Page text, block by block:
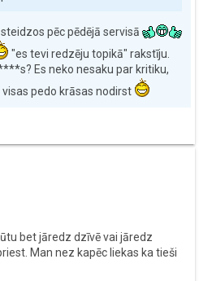
pēc pēdējā servisā
"es tevi redzēju topikā" rakstīju.
Es neko nesaku par kritiku,
pedo krāsas nodirst
bet jāredz dzīvē vai jāredz
Man nez kapēc liekas ka tieši